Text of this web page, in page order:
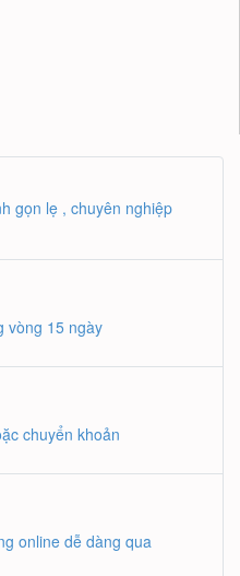
gọn lẹ , chuyên nghiệp
vòng 15 ngày
chuyển khoản
online dễ dàng qua